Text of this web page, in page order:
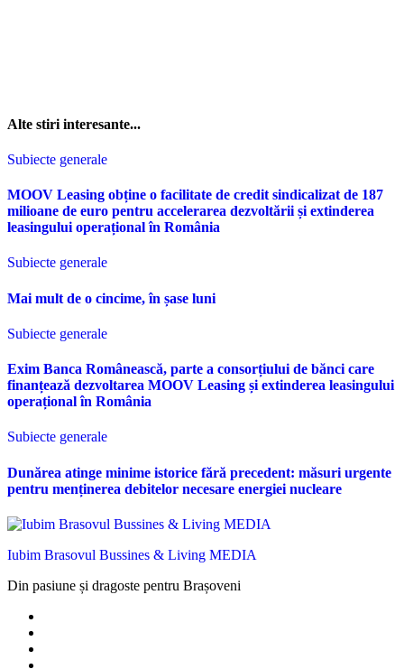
Alte stiri interesante...
Subiecte generale
MOOV Leasing obține o facilitate de credit sindicalizat de 187
milioane de euro pentru accelerarea dezvoltării și extinderea
leasingului operațional în România
Subiecte generale
Mai mult de o cincime, în șase luni
Subiecte generale
Exim Banca Românească, parte a consorțiului de bănci care
finanțează dezvoltarea MOOV Leasing și extinderea leasingului
operațional în România
Subiecte generale
Dunărea atinge minime istorice fără precedent: măsuri urgente
pentru menținerea debitelor necesare energiei nucleare
Iubim Brasovul Bussines & Living MEDIA
Din pasiune și dragoste pentru Brașoveni